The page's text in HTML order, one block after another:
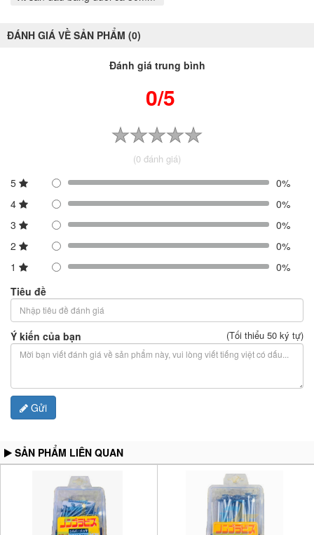
ĐÁNH GIÁ VỀ SẢN PHẨM (0)
Đánh giá trung bình
0/5
(0 đánh giá)
5
0%
4
0%
3
0%
2
0%
1
0%
Tiêu đề
Ý kiến của bạn (Tối thiểu 50 ký tự)
Gửi
SẢN PHẨM LIÊN QUAN